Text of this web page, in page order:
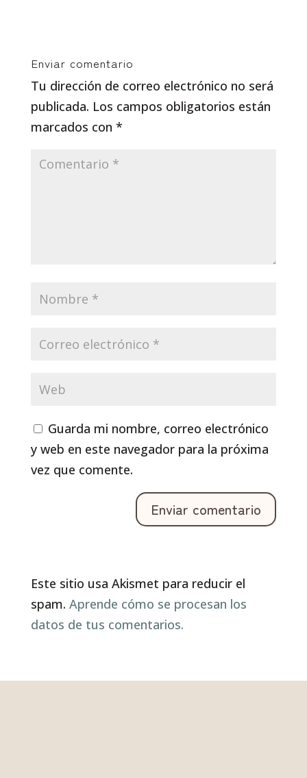
Enviar comentario
Tu dirección de correo electrónico no será
publicada. Los campos obligatorios están
marcados con *
Guarda mi nombre, correo electrónico
y web en este navegador para la próxima
vez que comente.
Este sitio usa Akismet para reducir el
spam. Aprende cómo se procesan los
datos de tus comentarios.